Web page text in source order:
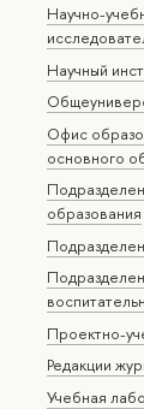
Научно-
Научный
Офис
основного
образования
Проектно-
Редакции
Учебная